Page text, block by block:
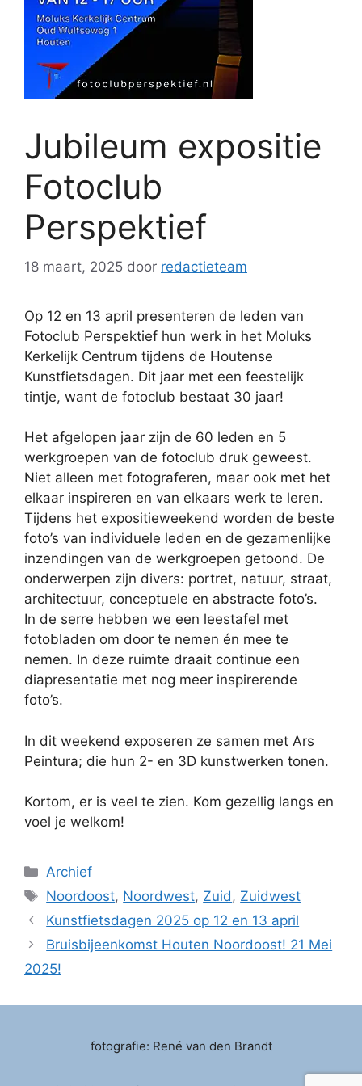
Jubileum expositie
Fotoclub
Perspektief
18 maart, 2025 door redactieteam
Op 12 en 13 april presenteren de leden van
Fotoclub Perspektief hun werk in het Moluks
Kerkelijk Centrum tijdens de Houtense
Kunstfietsdagen. Dit jaar met een feestelijk
tintje, want de fotoclub bestaat 30 jaar!
Het afgelopen jaar zijn de 60 leden en 5
werkgroepen van de fotoclub druk geweest.
Niet alleen met fotograferen, maar ook met het
elkaar inspireren en van elkaars werk te leren.
Tijdens het expositieweekend worden de beste
foto’s van individuele leden en de gezamenlijke
inzendingen van de werkgroepen getoond. De
onderwerpen zijn divers: portret, natuur, straat,
architectuur, conceptuele en abstracte foto’s.
In de serre hebben we een leestafel met
fotobladen om door te nemen én mee te
nemen. In deze ruimte draait continue een
diapresentatie met nog meer inspirerende
foto’s.
In dit weekend exposeren ze samen met Ars
Peintura; die hun 2- en 3D kunstwerken tonen.
Kortom, er is veel te zien. Kom gezellig langs en
voel je welkom!
Categorieën
Archief
Tags
Noordoost, Noordwest, Zuid, Zuidwest
Kunstfietsdagen 2025 op 12 en 13 april
Bruisbijeenkomst Houten Noordoost! 21 Mei
2025!
fotografie: René van den Brandt